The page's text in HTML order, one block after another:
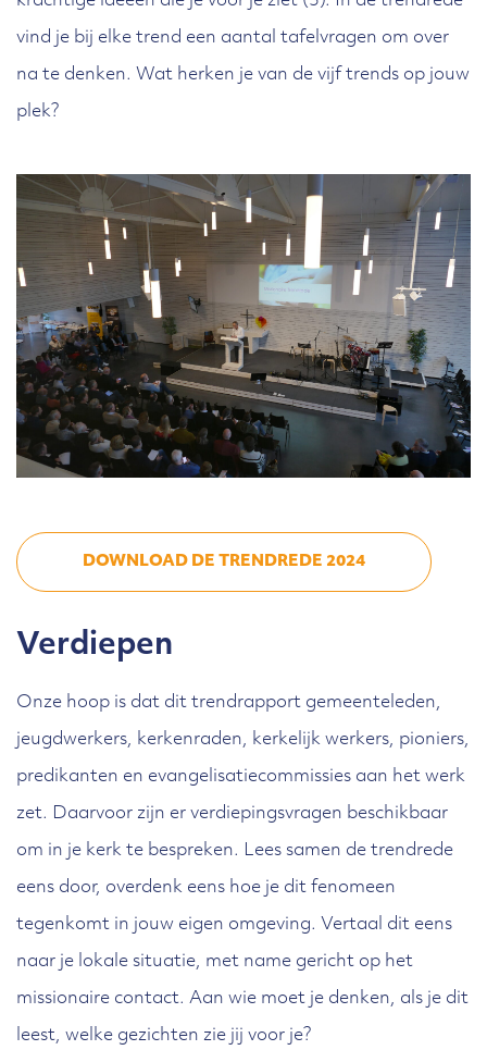
vind je bij elke trend een aantal tafelvragen om over
na te denken. Wat herken je van de vijf trends op jouw
plek?
DOWNLOAD DE TRENDREDE 2024
Verdiepen
Onze hoop is dat dit trendrapport gemeenteleden,
jeugdwerkers, kerkenraden, kerkelijk werkers, pioniers,
predikanten en evangelisatiecommissies aan het werk
zet. Daarvoor zijn er verdiepingsvragen beschikbaar
om in je kerk te bespreken. Lees samen de trendrede
eens door, overdenk eens hoe je dit fenomeen
tegenkomt in jouw eigen omgeving. Vertaal dit eens
naar je lokale situatie, met name gericht op het
missionaire contact. Aan wie moet je denken, als je dit
leest, welke gezichten zie jij voor je?